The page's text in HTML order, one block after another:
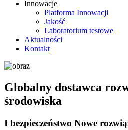
Innowacje
Platforma Innowacji
Jakość
Laboratorium testowe
Aktualności
Kontakt
Globalny dostawca
środowiska
I bezpieczeństwo Nowe